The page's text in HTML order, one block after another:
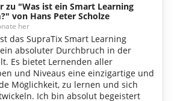
zu "Was ist ein Smart Learning
von Hans Peter Scholze
her
das SupraTix Smart Learning
absoluter Durchbruch in der
Es bietet Lernenden aller
und Niveaus eine einzigartige und
Möglichkeit, zu lernen und sich
Ich bin absolut begeistert